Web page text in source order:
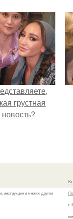
грустная
новость?
инструкции и многое другое
г.